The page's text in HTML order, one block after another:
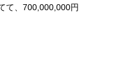
て、700,000,000円